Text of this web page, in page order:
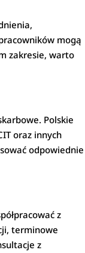
mogą
zakresie, warto
Polskie
oraz innych
odpowiednie
z
terminowe
z